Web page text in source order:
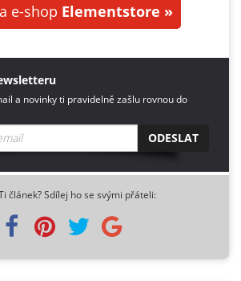
e-shop Elementstore »
a novinky ti pravidelně zašlu rovnou do
ODESLAT
článek? Sdílej ho se svými přáteli: